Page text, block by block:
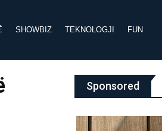
SHOWBIZ TEKNOLOGJI FUN
Sponsored